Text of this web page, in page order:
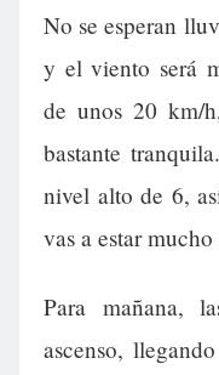
No se esperan
y el viento será
de unos 20 km/
bastante
nivel alto de 6,
vas a estar
Para mañana,
ascenso,